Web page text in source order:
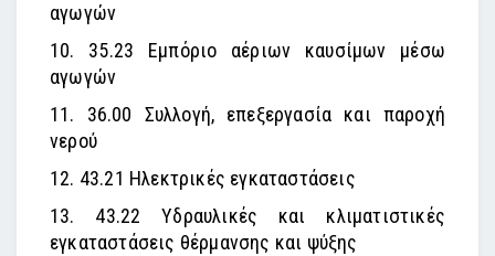
αγωγών
10. 35.23 Εμπόριο αέριων καυσίμων μέσω
αγωγών
11. 36.00 Συλλογή, επεξεργασία και παροχή
νερού
12. 43.21 Ηλεκτρικές εγκαταστάσεις
13. 43.22 Υδραυλικές και κλιματιστικές
εγκαταστάσεις θέρμανσης και ψύξης